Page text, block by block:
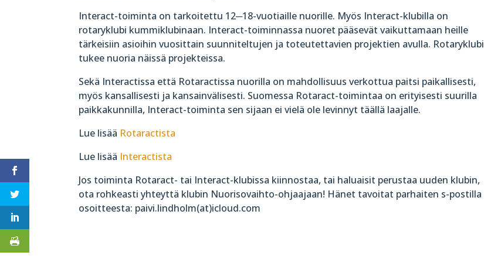
Interact-toiminta on tarkoitettu 12─18-vuotiaille nuorille. Myös Interact-klubilla on
rotaryklubi kummiklubinaan. Interact-toiminnassa nuoret pääsevät vaikuttamaan heille
tärkeisiin asioihin vuosittain suunniteltujen ja toteutettavien projektien avulla. Rotaryklubi
tukee nuoria näissä projekteissa.
Sekä Interactissa että Rotaractissa nuorilla on mahdollisuus verkottua paitsi paikallisesti,
myös kansallisesti ja kansainvälisesti. Suomessa Rotaract-toimintaa on erityisesti suurilla
paikkakunnilla, Interact-toiminta sen sijaan ei vielä ole levinnyt täällä laajalle.
Lue lisää Rotaractista
Lue lisää Interactista
Jos toiminta Rotaract- tai Interact-klubissa kiinnostaa, tai haluaisit perustaa uuden klubin,
ota rohkeasti yhteyttä klubin Nuorisovaihto-ohjaajaan! Hänet tavoitat parhaiten s-postilla
osoitteesta: paivi.lindholm(at)icloud.com